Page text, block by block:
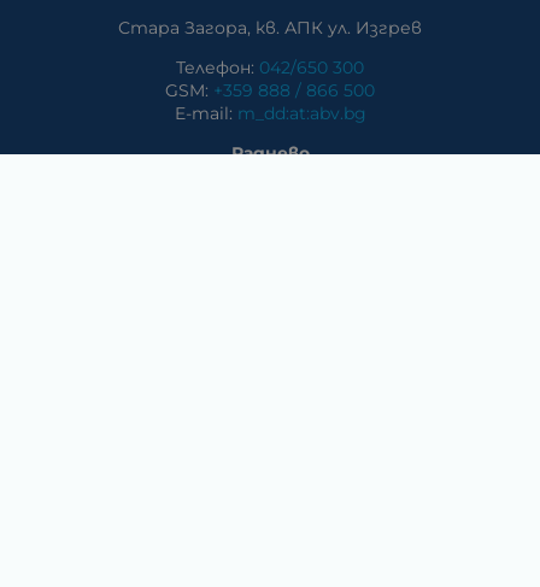
Стара Загора, кв. АПК ул. Изгрев
Телефон: 042/650 300
GSM: +359 888 / 866 500
E-mail: m_dd:at:abv.bg
Раднево